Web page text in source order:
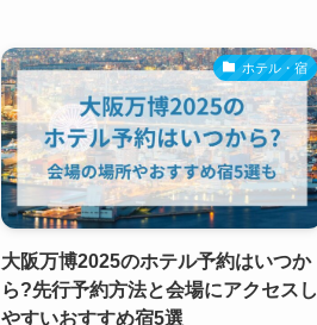
ホテル・宿
大阪万博2025のホテル予約はいつか
ら?先行予約方法と会場にアクセスし
やすいおすすめ宿5選